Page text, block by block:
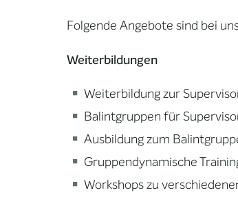
Folgende Angebote sind bei
Weiterbildungen
Weiterbildung zur
Balintgruppen für
Ausbildung zum
Gruppendynamische
Workshops zu